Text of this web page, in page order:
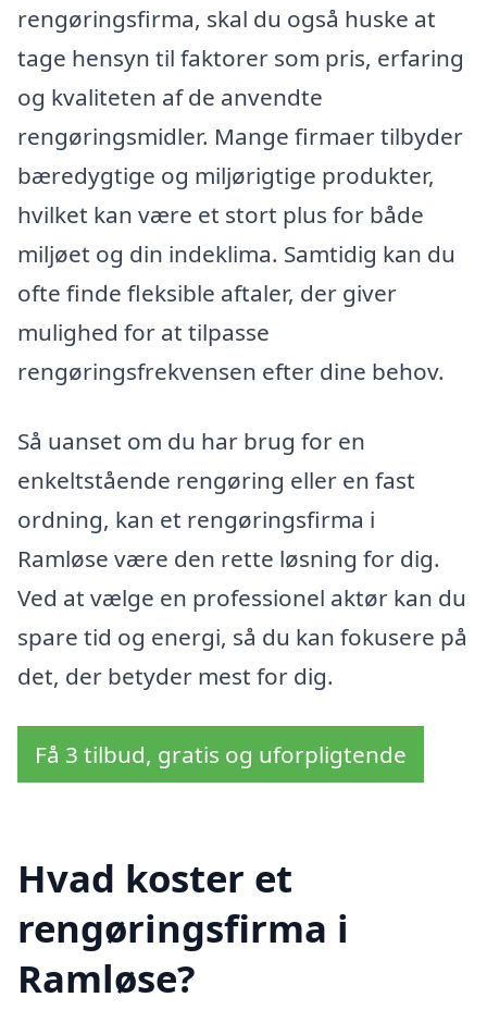
rengøringsfirma, skal du også huske at
tage hensyn til faktorer som pris, erfaring
og kvaliteten af de anvendte
rengøringsmidler. Mange firmaer tilbyder
bæredygtige og miljørigtige produkter,
hvilket kan være et stort plus for både
miljøet og din indeklima. Samtidig kan du
ofte finde fleksible aftaler, der giver
mulighed for at tilpasse
rengøringsfrekvensen efter dine behov.
Så uanset om du har brug for en
enkeltstående rengøring eller en fast
ordning, kan et rengøringsfirma i
Ramløse være den rette løsning for dig.
Ved at vælge en professionel aktør kan du
spare tid og energi, så du kan fokusere på
det, der betyder mest for dig.
Få 3 tilbud, gratis og uforpligtende
Hvad koster et
rengøringsfirma i
Ramløse?